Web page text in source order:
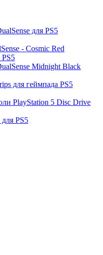
для PS5
- Cosmic Red
Midnight Black
для геймпада PS5
PlayStation 5 Disc Drive
PS5